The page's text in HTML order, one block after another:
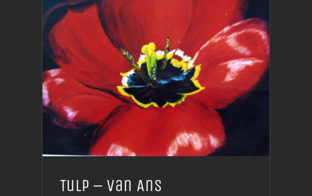
Tulp – van Ans